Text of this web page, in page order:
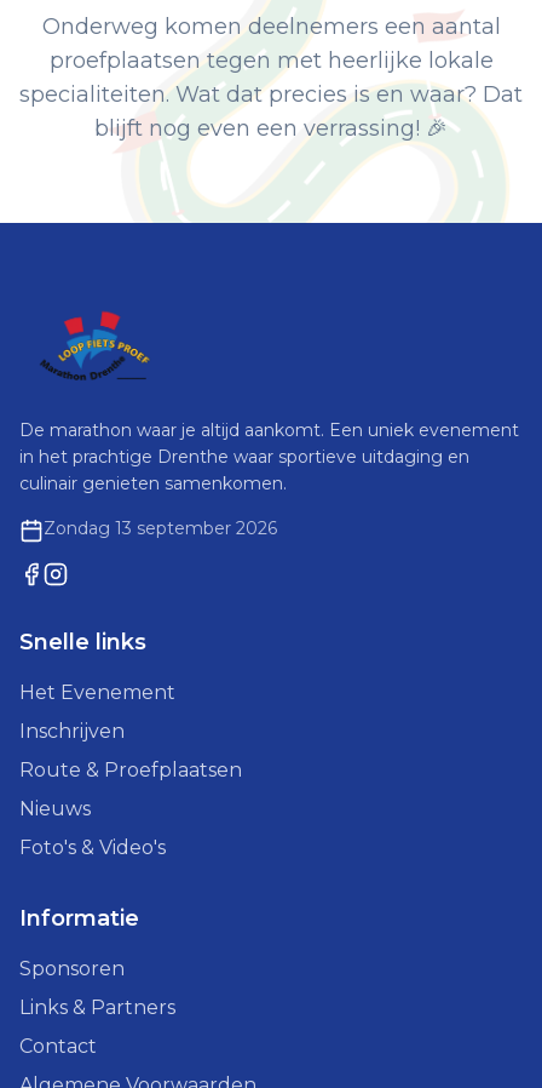
Onderweg komen deelnemers een aantal
proefplaatsen tegen met heerlijke lokale
specialiteiten. Wat dat precies is en waar? Dat
blijft nog even een verrassing! 🎉
De marathon waar je altijd aankomt. Een uniek evenement
in het prachtige Drenthe waar sportieve uitdaging en
culinair genieten samenkomen.
Zondag 13 september 2026
Snelle links
Het Evenement
Inschrijven
Route & Proefplaatsen
Nieuws
Foto's & Video's
Informatie
Sponsoren
Links & Partners
Contact